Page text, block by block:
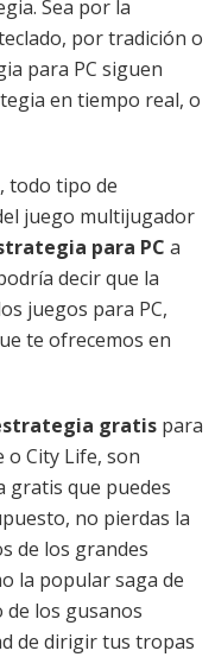
Sea por la
por tradición o
para PC siguen
en tiempo real, o
todo tipo de
juego multijugador
para PC a
decir que la
juegos para PC,
te ofrecemos en
gratis para
o City Life, son
gratis que puedes
no pierdas la
de los grandes
la popular saga de
de los gusanos
de dirigir tus tropas